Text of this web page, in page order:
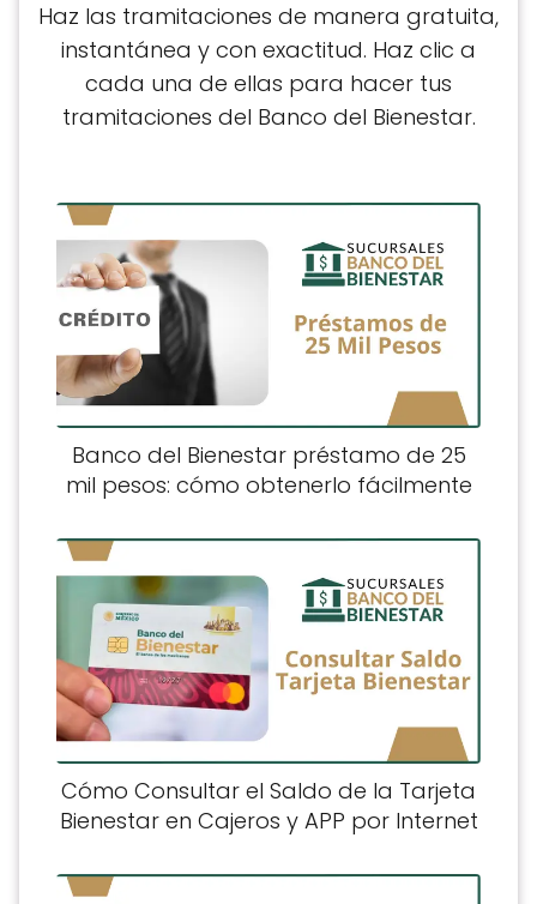
Haz las tramitaciones de manera gratuita,
instantánea y con exactitud. Haz clic a
cada una de ellas para hacer tus
tramitaciones del Banco del Bienestar.
Banco del Bienestar préstamo de 25
mil pesos: cómo obtenerlo fácilmente
Cómo Consultar el Saldo de la Tarjeta
Bienestar en Cajeros y APP por Internet